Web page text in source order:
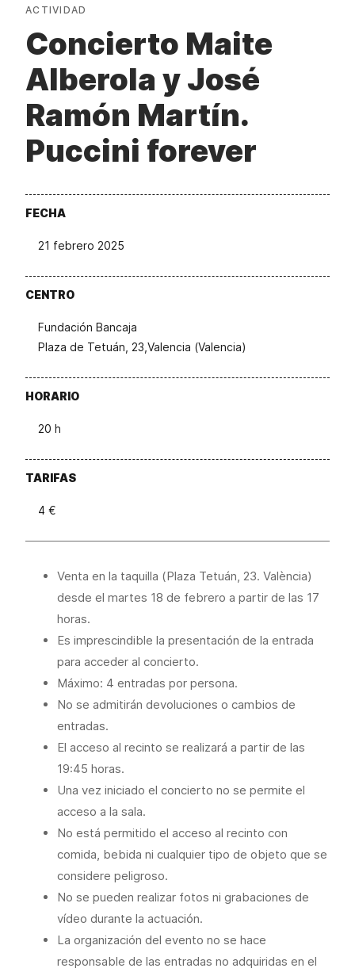
ACTIVIDAD
Concierto Maite
Alberola y José
Ramón Martín.
Puccini forever
FECHA
21 febrero 2025
CENTRO
Fundación Bancaja
Plaza de Tetuán, 23,Valencia (Valencia)
HORARIO
20 h
TARIFAS
4 €
Venta en la taquilla (Plaza Tetuán, 23. València)
desde el martes 18 de febrero a partir de las 17
horas.
Es imprescindible la presentación de la entrada
para acceder al concierto.
Máximo: 4 entradas por persona.
No se admitirán devoluciones o cambios de
entradas.
El acceso al recinto se realizará a partir de las
19:45 horas.
Una vez iniciado el concierto no se permite el
acceso a la sala.
No está permitido el acceso al recinto con
comida, bebida ni cualquier tipo de objeto que se
considere peligroso.
No se pueden realizar fotos ni grabaciones de
vídeo durante la actuación.
La organización del evento no se hace
responsable de las entradas no adquiridas en el